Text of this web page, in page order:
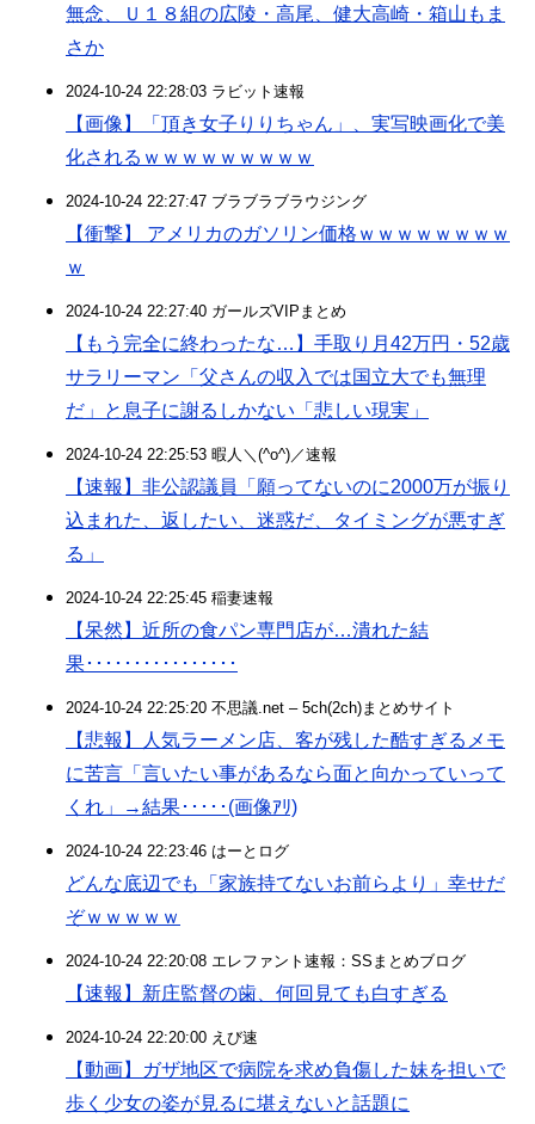
無念、Ｕ１８組の広陵・高尾、健大高崎・箱山もま
さか
2024-10-24 22:28:03 ラビット速報
【画像】「頂き女子りりちゃん」、実写映画化で美
化されるｗｗｗｗｗｗｗｗｗ
2024-10-24 22:27:47 ブラブラブラウジング
【衝撃】 アメリカのガソリン価格ｗｗｗｗｗｗｗｗ
ｗ
2024-10-24 22:27:40 ガールズVIPまとめ
【もう完全に終わったな…】手取り月42万円・52歳
サラリーマン「父さんの収入では国立大でも無理
だ」と息子に謝るしかない「悲しい現実」
2024-10-24 22:25:53 暇人＼(^o^)／速報
【速報】非公認議員「願ってないのに2000万が振り
込まれた、返したい、迷惑だ、タイミングが悪すぎ
る」
2024-10-24 22:25:45 稲妻速報
【呆然】近所の食パン専門店が…潰れた結
果････････････････
2024-10-24 22:25:20 不思議.net – 5ch(2ch)まとめサイト
【悲報】人気ラーメン店、客が残した酷すぎるメモ
に苦言「言いたい事があるなら面と向かっていって
くれ」→結果･････(画像ｱﾘ)
2024-10-24 22:23:46 はーとログ
どんな底辺でも「家族持てないお前らより」幸せだ
ぞｗｗｗｗｗ
2024-10-24 22:20:08 エレファント速報：SSまとめブログ
【速報】新庄監督の歯、何回見ても白すぎる
2024-10-24 22:20:00 えび速
【動画】ガザ地区で病院を求め負傷した妹を担いで
歩く少女の姿が見るに堪えないと話題に